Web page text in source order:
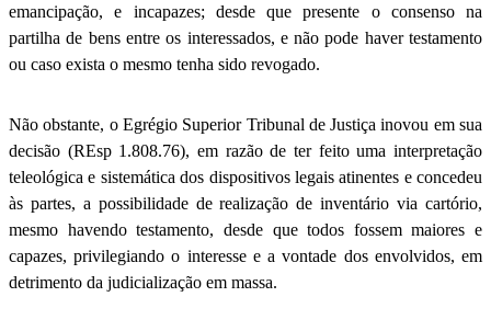
emancipação, e incapazes; desde que presente o consenso na
partilha de bens entre os interessados, e não pode haver testamento
ou caso exista o mesmo tenha sido revogado.
Não obstante, o Egrégio Superior Tribunal de Justiça inovou em sua
decisão (REsp 1.808.76), em razão de ter feito uma interpretação
teleológica e sistemática dos dispositivos legais atinentes e concedeu
às partes, a possibilidade de realização de inventário via cartório,
mesmo havendo testamento, desde que todos fossem maiores e
capazes, privilegiando o interesse e a vontade dos envolvidos, em
detrimento da judicialização em massa.